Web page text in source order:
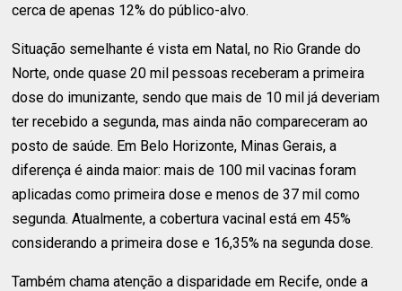
cerca de apenas 12% do público-alvo.
Situação semelhante é vista em Natal, no Rio Grande do
Norte, onde quase 20 mil pessoas receberam a primeira
dose do imunizante, sendo que mais de 10 mil já deveriam
ter recebido a segunda, mas ainda não compareceram ao
posto de saúde. Em Belo Horizonte, Minas Gerais, a
diferença é ainda maior: mais de 100 mil vacinas foram
aplicadas como primeira dose e menos de 37 mil como
segunda. Atualmente, a cobertura vacinal está em 45%
considerando a primeira dose e 16,35% na segunda dose.
Também chama atenção a disparidade em Recife, onde a